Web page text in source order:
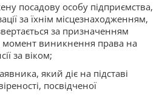
посадову особу підприємства,
за їхнім місцезнаходженням,
за призначенням
момент виникнення права на
за віком;
який діє на підставі
посвідченої